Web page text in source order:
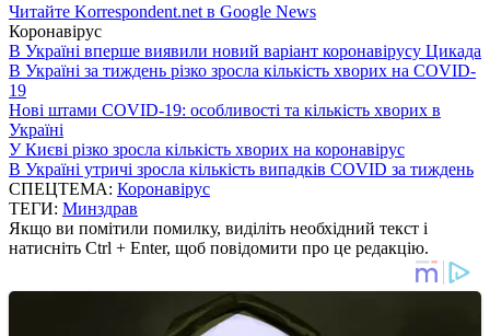
Читайте Korrespondent.net в Google News
Коронавірус
В Україні вперше виявили новий варіант коронавірусу Цикада
В Україні за тиждень різко зросла кількість хворих на COVID-
19
Нові штами COVID-19: особливості та кількість хворих в
Україні
У Києві різко зросла кількість хворих на коронавірус
В Україні утричі зросла кількість випадків COVID за тиждень
СПЕЦТЕМА: Коронавірус
ТЕГИ: Минздрав
Якщо ви помітили помилку, виділіть необхідний текст і
натисніть Ctrl + Enter, щоб повідомити про це редакцію.